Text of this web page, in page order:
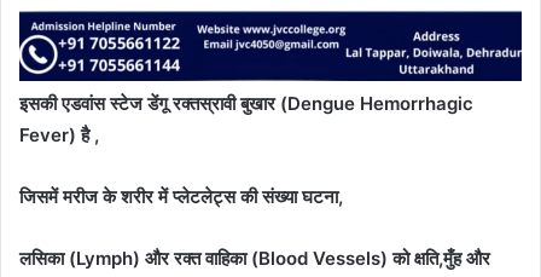
इसकी एडवांस स्टेज डेंगू रक्तस्रावी बुखार (Dengue Hemorrhagic
Fever) है ,
जिसमें मरीज के शरीर में प्लेटलेट्स की संख्या घटना,
लसिका (Lymph) और रक्त वाहिका (Blood Vessels) को क्षति,मुँह और